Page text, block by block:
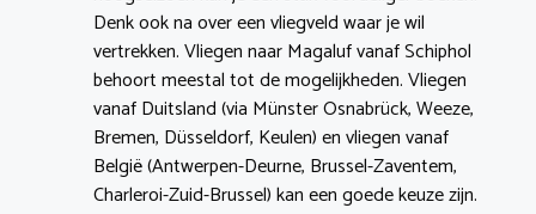
Denk ook na over een vliegveld waar je wil
vertrekken. Vliegen naar Magaluf vanaf Schiphol
behoort meestal tot de mogelijkheden. Vliegen
vanaf Duitsland (via Münster Osnabrück, Weeze,
Bremen, Düsseldorf, Keulen) en vliegen vanaf
België (Antwerpen-Deurne, Brussel-Zaventem,
Charleroi-Zuid-Brussel) kan een goede keuze zijn.